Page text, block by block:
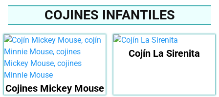
COJINES INFANTILES
Cojines Mickey Mouse
Cojín La Sirenita